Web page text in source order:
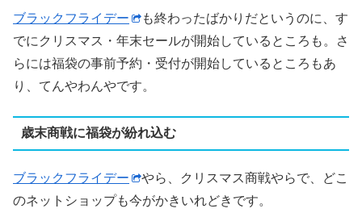
ブラックフライデー
も終わったばかりだというのに、す
でにクリスマス・年末セールが開始しているところも。さ
らには福袋の事前予約・受付が開始しているところもあ
り、てんやわんやです。
歳末商戦に福袋が紛れ込む
ブラックフライデー
やら、クリスマス商戦やらで、どこ
のネットショップも今がかきいれどきです。